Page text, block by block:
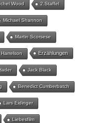
Wood 2.Staffel
Michael Shannon
Martin Scorsese
Erzählungen
Jack Black
Benedict Cumberbatch
Lars Eidinger
Liebesfilm